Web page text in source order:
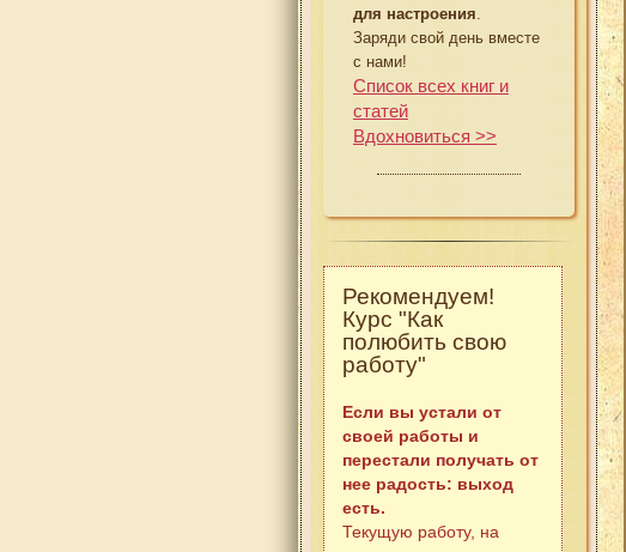
для настроения
Заряди свой день вместе
с нами!
Список всех книг и
статей
Вдохновиться >>
Рекомендуем!
Курс "Как
полюбить свою
работу"
Если вы устали от
своей работы и
перестали получать от
нее радость: выход
есть.
Текущую работу, на